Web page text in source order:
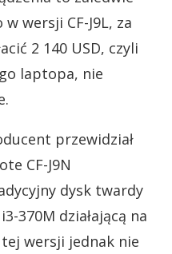
wersji CF-J9L, za
2 140 USD, czyli
laptopa, nie
przewidział
CF-J9N
dysk twardy
370M działającą na
wersji jednak nie